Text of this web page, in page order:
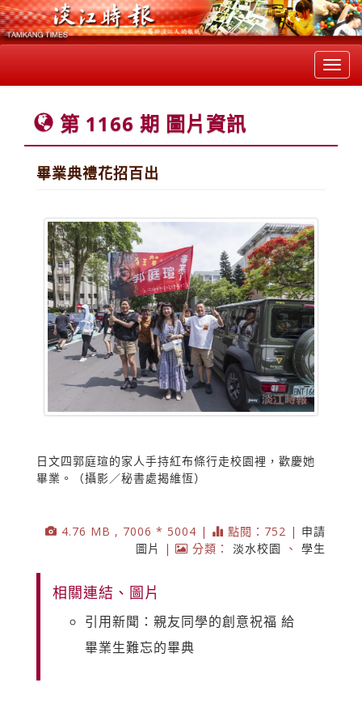
第 1166 期 圖片資訊
畢業典禮花招百出
日文四郭庭瑄的家人手持紅布條行走校園裡，歡慶她
畢業。（攝影／秘書處揭維恆）
4.76 MB , 7006 * 5004 | 點閱：752 | 申請
圖片
| 分類： 淡水校園 、 學生
相關連結、圖片
引用新聞：親友同學的創意祝福 給
畢業生難忘的畢典